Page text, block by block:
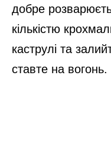
добре
кількістю
каструлі та
ставте на вогонь.